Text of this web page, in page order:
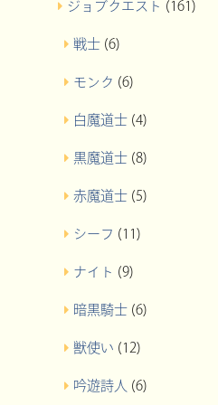
ジョブクエスト (161)
戦士 (6)
モンク (6)
白魔道士 (4)
黒魔道士 (8)
赤魔道士 (5)
シーフ (11)
ナイト (9)
暗黒騎士 (6)
獣使い (12)
吟遊詩人 (6)